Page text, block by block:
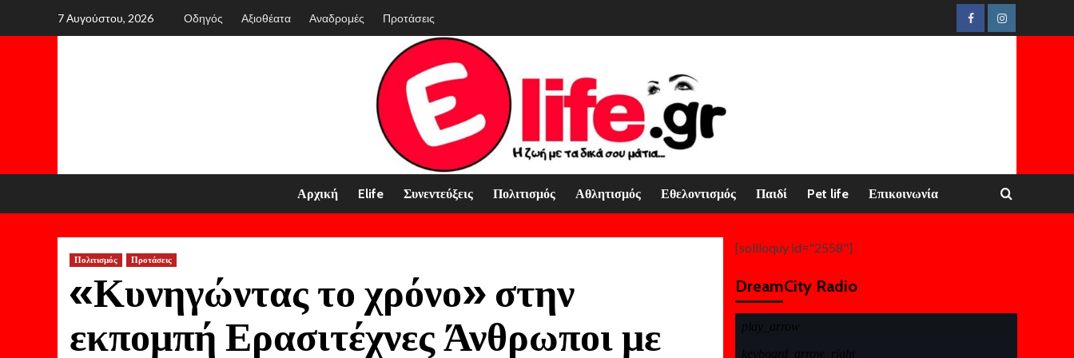
FacebookInstagram
7 Αυγούστου, 2026 Οδηγός Αξιοθέατα Αναδρομές Προτάσεις
Αρχική Elife Συνεντεύξεις Πολιτισμός Αθλητισμός Εθελοντισμός Παιδί Pet life Επικοινωνία
Πολιτισμός Προτάσεις
«Κυνηγώντας το χρόνο» στην
εκπομπή Ερασιτέχνες Άνθρωποι με
[soliloquy id="2558"]
DreamCity Radio